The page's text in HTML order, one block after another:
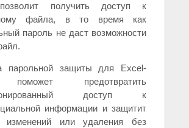
получить доступ к
файла, в то время как
пароль не даст возможности
парольной защиты для Excel-
предотвратить
доступ к
информации и защитит
или удаления без